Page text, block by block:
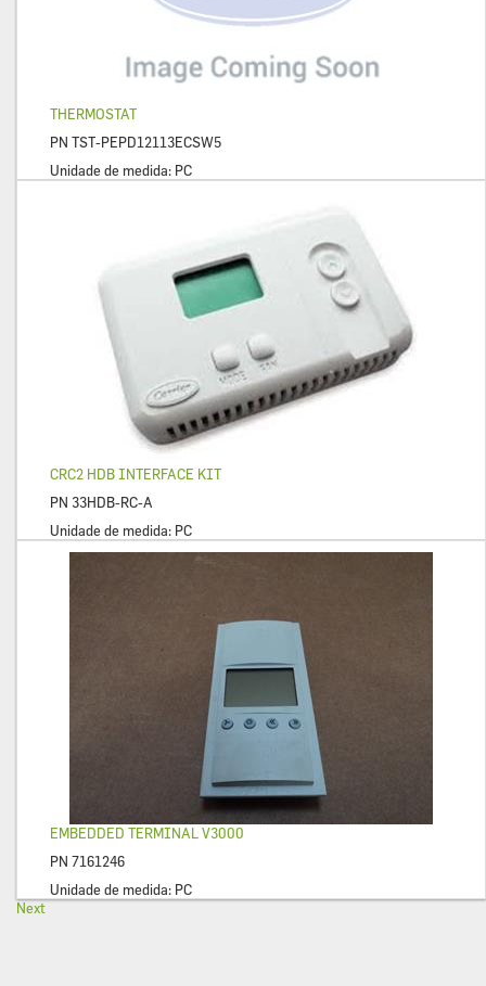
THERMOSTAT
PN TST-PEPD12113ECSW5
Unidade de medida: PC
CRC2 HDB INTERFACE KIT
PN 33HDB-RC-A
Unidade de medida: PC
EMBEDDED TERMINAL V3000
PN 7161246
Unidade de medida: PC
Next